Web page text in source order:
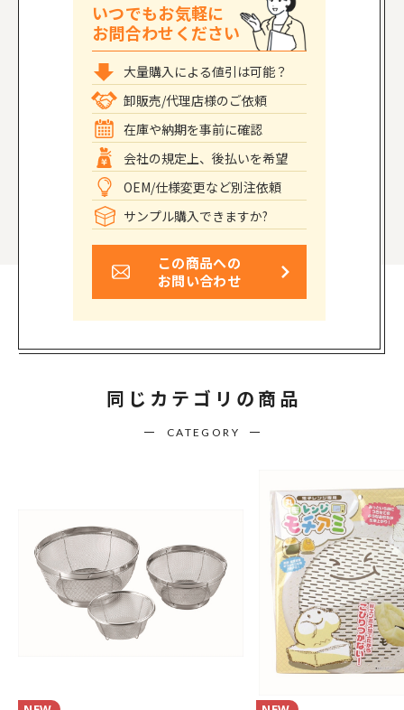
いつでもお気軽に
お問合わせください
大量購入による値引は可能？
卸販売/代理店様のご依頼
在庫や納期を事前に確認
会社の規定上、後払いを希望
OEM/仕様変更など別注依頼
サンプル購入できますか?
この商品への
お問い合わせ
同じカテゴリの商品
CATEGORY